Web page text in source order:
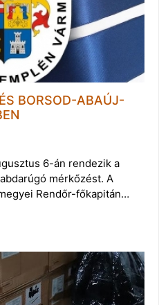
BORSOD-ABAÚJ-
6-án rendezik a
mérkőzést. A
Rendőr-főkapitán…